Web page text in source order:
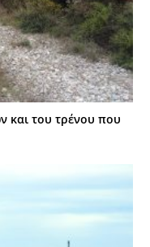
και του τρένου που